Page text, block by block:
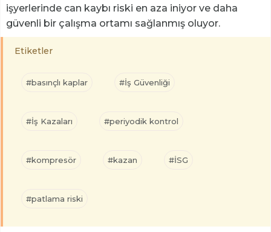
işyerlerinde can kaybı riski en aza iniyor ve daha
güvenli bir çalışma ortamı sağlanmış oluyor.
Etiketler
#basınçlı kaplar #İş Güvenliği
#İş Kazaları #periyodik kontrol
#kompresör #kazan #İSG
#patlama riski